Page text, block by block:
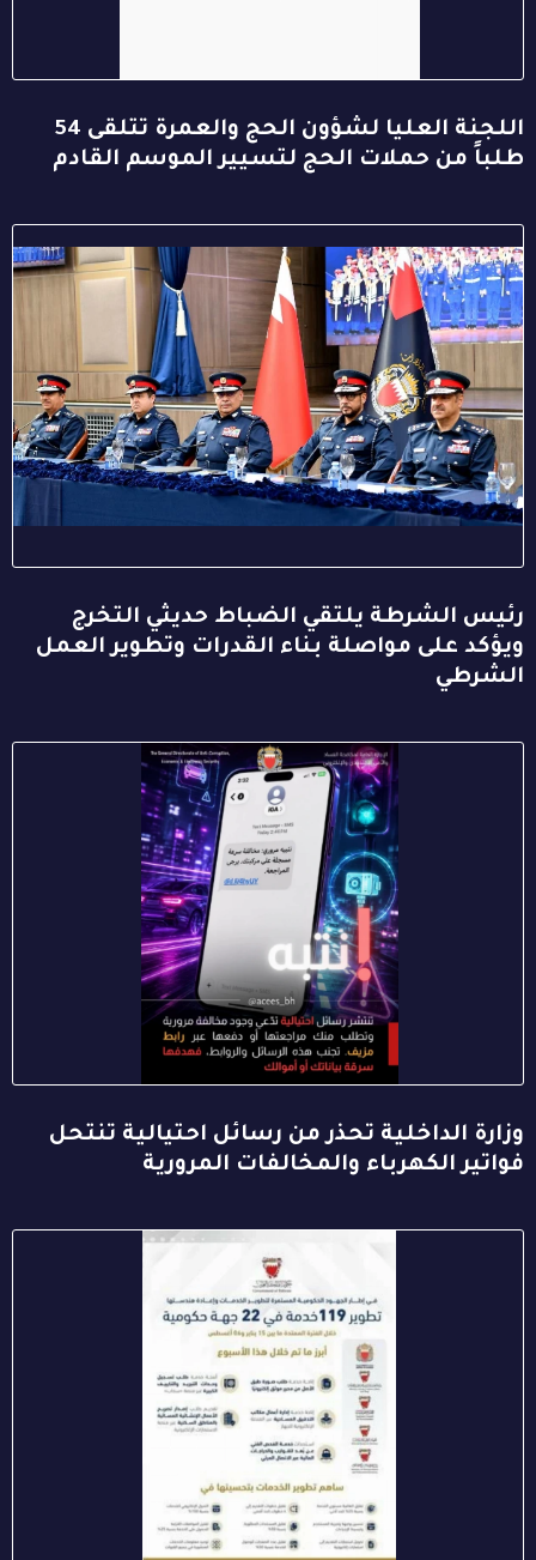
اللجنة العليا لشؤون الحج والعمرة تتلقى 54
طلباً من حملات الحج لتسيير الموسم القادم
رئيس الشرطة يلتقي الضباط حديثي التخرج
ويؤكد على مواصلة بناء القدرات وتطوير العمل
الشرطي
وزارة الداخلية تحذر من رسائل احتيالية تنتحل
فواتير الكهرباء والمخالفات المرورية